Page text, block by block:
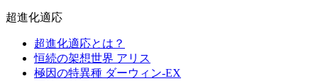
超進化適応
超進化適応とは？
恒続の架想世界 アリス
極因の特異種 ダーウィン-EX